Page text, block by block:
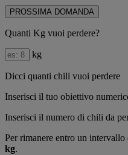
PROSSIMA DOMANDA
Quanti Kg vuoi perdere?
kg
Dicci quanti chili vuoi perdere
Inserisci il tuo obiettivo
Inserisci il numero di chili da
Per rimanere entro un
kg.